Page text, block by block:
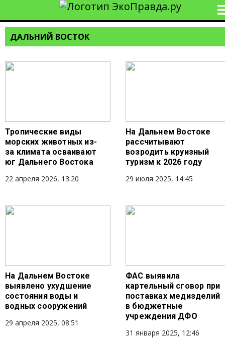
ДАЛЬНИЙ ВОСТОК
Тропические виды
морских животных из-
за климата осваивают
юг Дальнего Востока
22 апреля 2026, 13:20
На Дальнем Востоке
рассчитывают
возродить круизный
туризм к 2026 году
29 июля 2025, 14:45
На Дальнем Востоке
выявлено ухудшение
состояния воды и
водных сооружений
29 апреля 2025, 08:51
ФАС выявила
картельный сговор при
поставках медизделий
в бюджетные
учреждения ДФО
31 января 2025, 12:46